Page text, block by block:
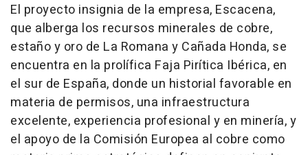
El proyecto insignia de la empresa, Escacena,
que alberga los recursos minerales de cobre,
estaño y oro de La Romana y Cañada Honda, se
encuentra en la prolífica Faja Pirítica Ibérica, en
el sur de España, donde un historial favorable en
materia de permisos, una infraestructura
excelente, experiencia profesional y en minería, y
el apoyo de la Comisión Europea al cobre como